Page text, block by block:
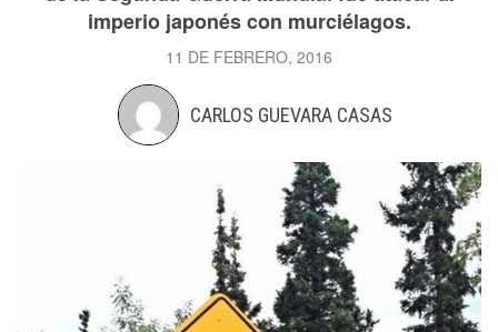
imperio japonés con murciélagos.
11 DE FEBRERO, 2016
CARLOS GUEVARA CASAS